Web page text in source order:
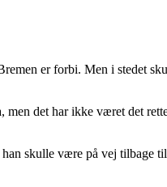
er forbi. Men i stedet
det har ikke været det
skulle være på vej